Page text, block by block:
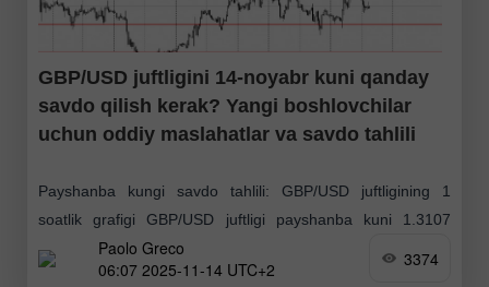
GBP/USD juftligini 14-noyabr kuni qanday
savdo qilish kerak? Yangi boshlovchilar
uchun oddiy maslahatlar va savdo tahlili
Payshanba kungi savdo tahlili: GBP/USD juftligining 1
soatlik grafigi GBP/USD juftligi payshanba kuni 1.3107
darajasidan, biz kuchli qo'llab-quvvatlovchi daraja sifatida
belgilagan nuqtadan, keskin qaytdi, yangi o'sishni ko'rsatdi
Paolo Greco
06:07 2025-11-14 UTC+2
3374